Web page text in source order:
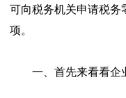
可向税务机关申请税
项。
一、 首先来看看企